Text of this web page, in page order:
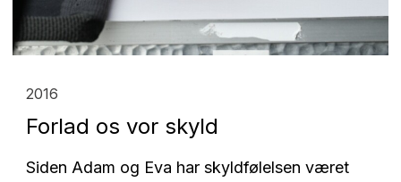
2016
Forlad os vor skyld
Siden Adam og Eva har skyldfølelsen været